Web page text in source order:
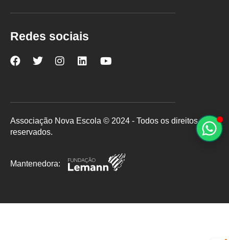
Redes sociais
Nova
Facebook
Nova
Twitter
Nova
Instagram
Nova
LinkedInYouTube
Associação Nova Escola © 2024 - Todos os direitos
reservados.
Mantenedora: